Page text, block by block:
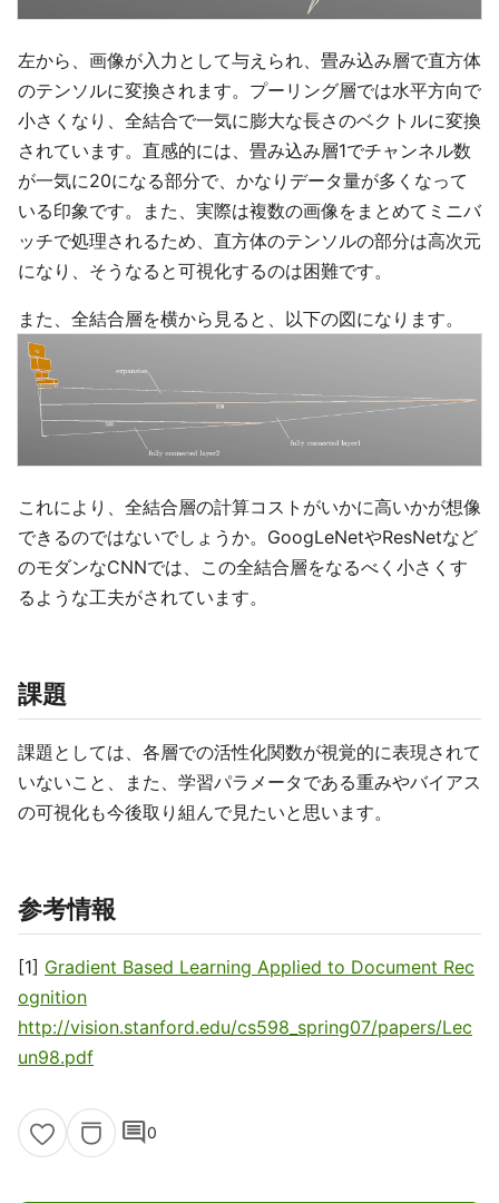
左から、画像が入力として与えられ、畳み込み層で直方体
のテンソルに変換されます。プーリング層では水平方向で
小さくなり、全結合で一気に膨大な長さのベクトルに変換
されています。直感的には、畳み込み層1でチャンネル数
が一気に20になる部分で、かなりデータ量が多くなって
いる印象です。また、実際は複数の画像をまとめてミニバ
ッチで処理されるため、直方体のテンソルの部分は高次元
になり、そうなると可視化するのは困難です。
また、全結合層を横から見ると、以下の図になります。
これにより、全結合層の計算コストがいかに高いかが想像
できるのではないでしょうか。GoogLeNetやResNetなど
のモダンなCNNでは、この全結合層をなるべく小さくす
るような工夫がされています。
課題
課題としては、各層での活性化関数が視覚的に表現されて
いないこと、また、学習パラメータである重みやバイアス
の可視化も今後取り組んで見たいと思います。
参考情報
[1] Gradient Based Learning Applied to Document Rec
ognition
http://vision.stanford.edu/cs598_spring07/papers/Lec
un98.pdf
comment0